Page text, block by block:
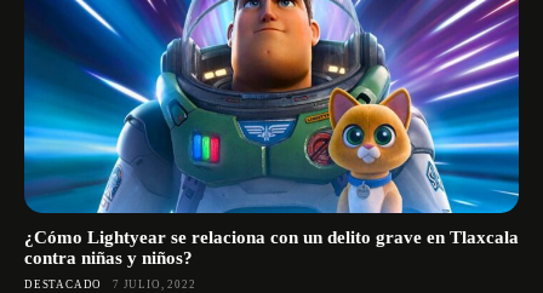
¿Cómo Lightyear se relaciona con un delito grave en Tlaxcala
contra niñas y niños?
DESTACADO 7 JULIO, 2022